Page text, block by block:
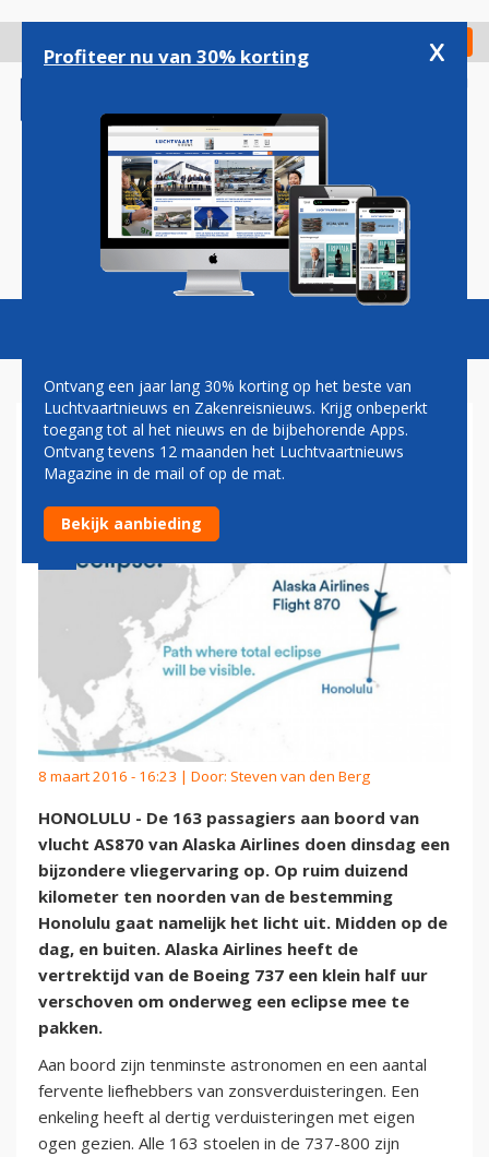
gaan
Check in
Magazine Podcasts Vacatures
VLIEGTUIG ALASKA AIRLINES
ONDERSCHEPT ECLIPSE
8 maart 2016 - 16:23 | Door: Steven van den Berg
HONOLULU - De 163 passagiers aan boord van
vlucht AS870 van Alaska Airlines doen dinsdag een
bijzondere vliegervaring op. Op ruim duizend
kilometer ten noorden van de bestemming
Honolulu gaat namelijk het licht uit. Midden op de
dag, en buiten. Alaska Airlines heeft de
vertrektijd van de Boeing 737 een klein half uur
verschoven om onderweg een eclipse mee te
pakken.
Aan boord zijn tenminste astronomen en een aantal
fervente liefhebbers van zonsverduisteringen. Een
enkeling heeft al dertig verduisteringen met eigen
ogen gezien. Alle 163 stoelen in de 737-800 zijn
Profiteer nu van 30% korting x
Ontvang een jaar lang 30% korting op het beste van
Luchtvaartnieuws en Zakenreisnieuws. Krijg onbeperkt
toegang tot al het nieuws en de bijbehorende Apps.
Ontvang tevens 12 maanden het Luchtvaartnieuws
Magazine in de mail of op de mat.
Bekijk aanbieding